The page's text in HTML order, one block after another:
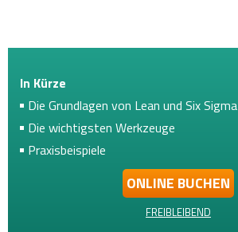
In Kürze
Die Grundlagen von Lean und Six Sigma
Die wichtigsten Werkzeuge
Praxisbeispiele
ONLINE BUCHEN
FREIBLEIBEND